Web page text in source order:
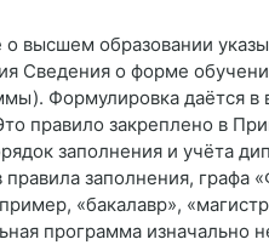
высшем образовании
Сведения о форме
Формулировка даётся
правило закреплено в
заполнения и учёта
заполнения, графа
«бакалавр»,
программа изначально